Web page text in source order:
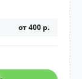
от 400 р.